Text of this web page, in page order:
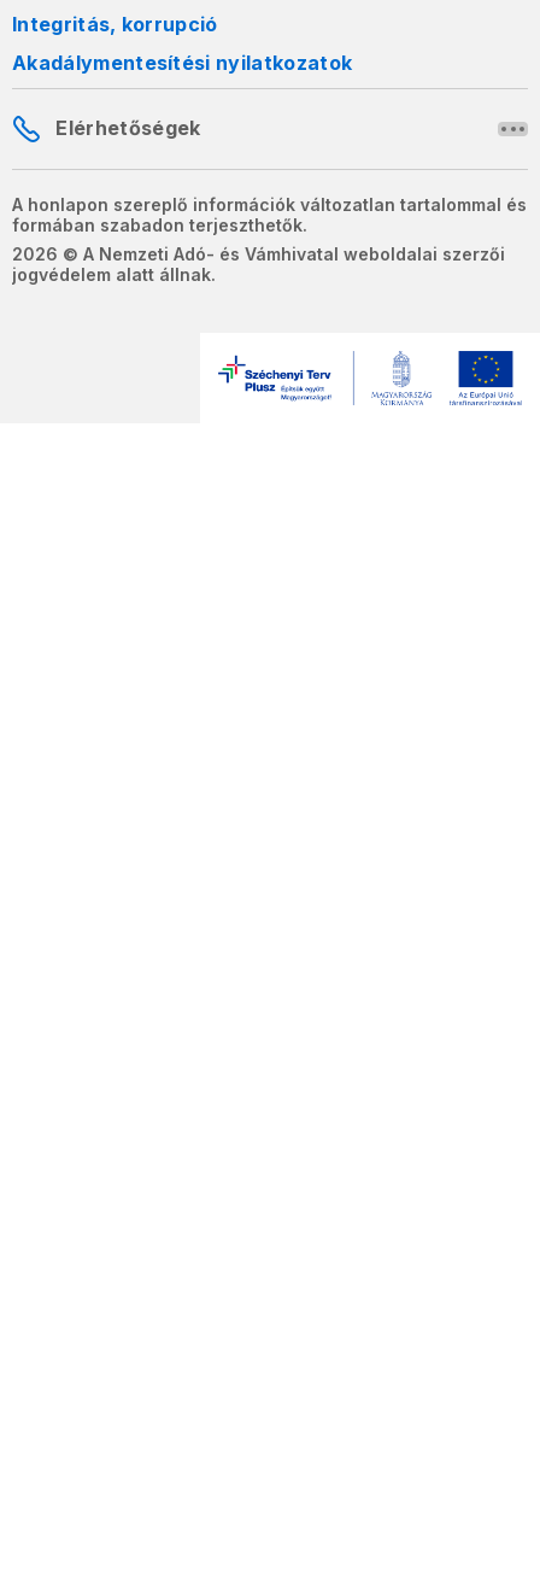
Integritás, korrupció
Akadálymentesítési nyilatkozatok
Elérhetőségek
A honlapon szereplő információk változatlan tartalommal és
formában szabadon terjeszthetők.
2026 © A Nemzeti Adó- és Vámhivatal weboldalai szerzői
jogvédelem alatt állnak.